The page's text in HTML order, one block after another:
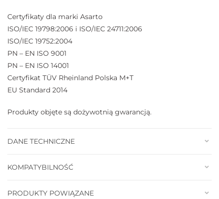
Certyfikaty dla marki Asarto
ISO/IEC 19798:2006 i ISO/IEC 24711:2006
ISO/IEC 19752:2004
PN – EN ISO 9001
PN – EN ISO 14001
Certyfikat TÜV Rheinland Polska M+T
EU Standard 2014
Produkty objęte są dożywotnią gwarancją.
DANE TECHNICZNE
KOMPATYBILNOŚĆ
PRODUKTY POWIĄZANE